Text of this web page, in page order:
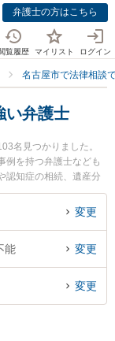
弁護士の方はこちら
覧履歴 マイリスト ログイン
名古屋市で法律相談
い弁護士
名見つかりました。
例を持つ弁護士なども
認知症の相続、遺産分
に名城法律事務所の小
士法人ALG＆Associat
の相続のトラブル解決
料で認知症の相続を法
』などでお困りの相談
変更
能 変更
変更